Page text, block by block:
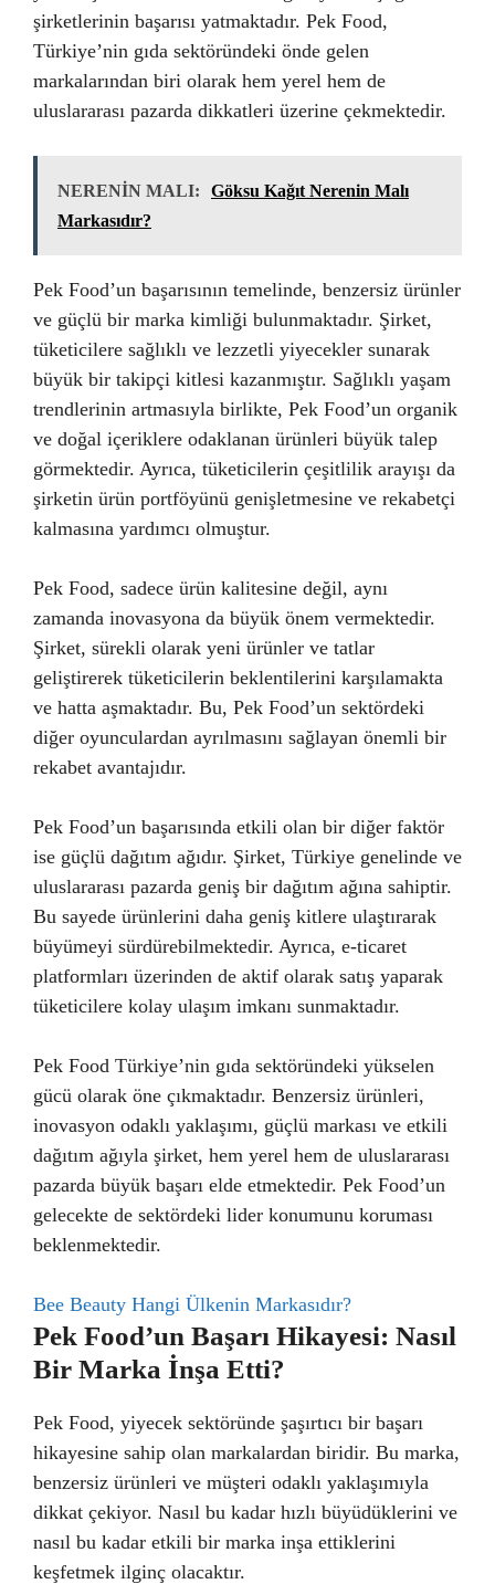
şirketlerinin başarısı yatmaktadır. Pek Food,
Türkiye’nin gıda sektöründeki önde gelen
markalarından biri olarak hem yerel hem de
uluslararası pazarda dikkatleri üzerine çekmektedir.
NERENİN MALI:
Göksu Kağıt Nerenin Malı
Markasıdır?
Pek Food’un başarısının temelinde, benzersiz ürünler
ve güçlü bir marka kimliği bulunmaktadır. Şirket,
tüketicilere sağlıklı ve lezzetli yiyecekler sunarak
büyük bir takipçi kitlesi kazanmıştır. Sağlıklı yaşam
trendlerinin artmasıyla birlikte, Pek Food’un organik
ve doğal içeriklere odaklanan ürünleri büyük talep
görmektedir. Ayrıca, tüketicilerin çeşitlilik arayışı da
şirketin ürün portföyünü genişletmesine ve rekabetçi
kalmasına yardımcı olmuştur.
Pek Food, sadece ürün kalitesine değil, aynı
zamanda inovasyona da büyük önem vermektedir.
Şirket, sürekli olarak yeni ürünler ve tatlar
geliştirerek tüketicilerin beklentilerini karşılamakta
ve hatta aşmaktadır. Bu, Pek Food’un sektördeki
diğer oyunculardan ayrılmasını sağlayan önemli bir
rekabet avantajıdır.
Pek Food’un başarısında etkili olan bir diğer faktör
ise güçlü dağıtım ağıdır. Şirket, Türkiye genelinde ve
uluslararası pazarda geniş bir dağıtım ağına sahiptir.
Bu sayede ürünlerini daha geniş kitlere ulaştırarak
büyümeyi sürdürebilmektedir. Ayrıca, e-ticaret
platformları üzerinden de aktif olarak satış yaparak
tüketicilere kolay ulaşım imkanı sunmaktadır.
Pek Food Türkiye’nin gıda sektöründeki yükselen
gücü olarak öne çıkmaktadır. Benzersiz ürünleri,
inovasyon odaklı yaklaşımı, güçlü markası ve etkili
dağıtım ağıyla şirket, hem yerel hem de uluslararası
pazarda büyük başarı elde etmektedir. Pek Food’un
gelecekte de sektördeki lider konumunu koruması
beklenmektedir.
Bee Beauty Hangi Ülkenin Markasıdır?
Pek Food’un Başarı Hikayesi: Nasıl
Bir Marka İnşa Etti?
Pek Food, yiyecek sektöründe şaşırtıcı bir başarı
hikayesine sahip olan markalardan biridir. Bu marka,
benzersiz ürünleri ve müşteri odaklı yaklaşımıyla
dikkat çekiyor. Nasıl bu kadar hızlı büyüdüklerini ve
nasıl bu kadar etkili bir marka inşa ettiklerini
keşfetmek ilginç olacaktır.